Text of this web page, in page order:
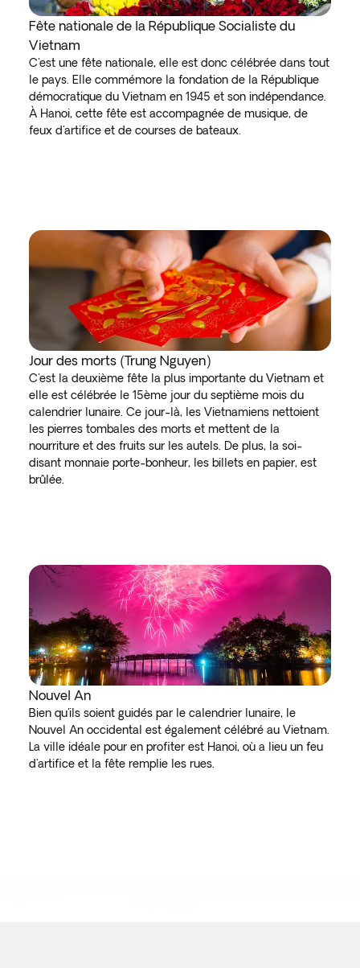
Fête nationale de la République Socialiste du
Vietnam
C'est une fête nationale, elle est donc célébrée dans tout
le pays. Elle commémore la fondation de la République
démocratique du Vietnam en 1945 et son indépendance.
À Hanoi, cette fête est accompagnée de musique, de
feux d'artifice et de courses de bateaux.
Jour des morts (Trung Nguyen)
C'est la deuxième fête la plus importante du Vietnam et
elle est célébrée le 15ème jour du septième mois du
calendrier lunaire. Ce jour-là, les Vietnamiens nettoient
les pierres tombales des morts et mettent de la
nourriture et des fruits sur les autels. De plus, la soi-
disant monnaie porte-bonheur, les billets en papier, est
brûlée.
Nouvel An
Bien qu'ils soient guidés par le calendrier lunaire, le
Nouvel An occidental est également célébré au Vietnam.
La ville idéale pour en profiter est Hanoi, où a lieu un feu
d'artifice et la fête remplie les rues.